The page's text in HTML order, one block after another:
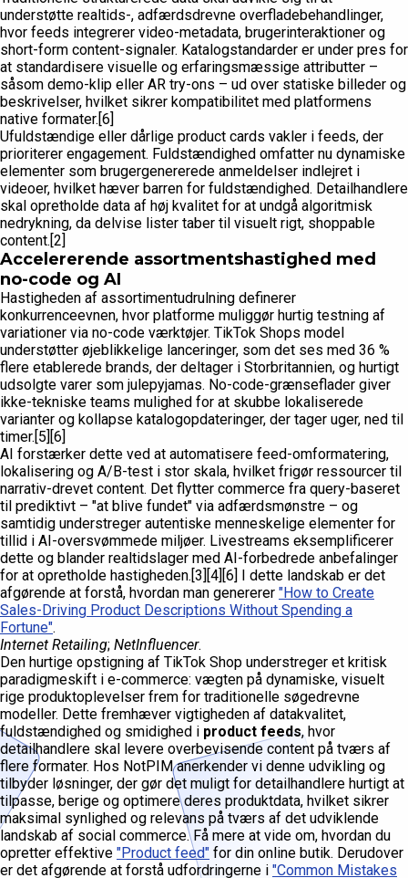
understøtte realtids-, adfærdsdrevne overfladebehandlinger,
hvor feeds integrerer video-metadata, brugerinteraktioner og
short-form content-signaler. Katalogstandarder er under pres for
at standardisere visuelle og erfaringsmæssige attributter –
såsom demo-klip eller AR try-ons – ud over statiske billeder og
beskrivelser, hvilket sikrer kompatibilitet med platformens
native formater.[6]
Ufuldstændige eller dårlige product cards vakler i feeds, der
prioriterer engagement. Fuldstændighed omfatter nu dynamiske
elementer som brugergenererede anmeldelser indlejret i
videoer, hvilket hæver barren for fuldstændighed. Detailhandlere
skal opretholde data af høj kvalitet for at undgå algoritmisk
nedrykning, da delvise lister taber til visuelt rigt, shoppable
content.[2]
Accelererende assortmentshastighed med
no-code og AI
Hastigheden af assortimentudrulning definerer
konkurrenceevnen, hvor platforme muliggør hurtig testning af
variationer via no-code værktøjer. TikTok Shops model
understøtter øjeblikkelige lanceringer, som det ses med 36 %
flere etablerede brands, der deltager i Storbritannien, og hurtigt
udsolgte varer som julepyjamas. No-code-grænseflader giver
ikke-tekniske teams mulighed for at skubbe lokaliserede
varianter og kollapse katalogopdateringer, der tager uger, ned til
timer.[5][6]
AI forstærker dette ved at automatisere feed-omformatering,
lokalisering og A/B-test i stor skala, hvilket frigør ressourcer til
narrativ-drevet content. Det flytter commerce fra query-baseret
til prediktivt – "at blive fundet" via adfærdsmønstre – og
samtidig understreger autentiske menneskelige elementer for
tillid i AI-oversvømmede miljøer. Livestreams eksemplificerer
dette og blander realtidslager med AI-forbedrede anbefalinger
for at opretholde hastigheden.[3][4][6] I dette landskab er det
afgørende at forstå, hvordan man genererer "How to Create
Sales-Driving Product Descriptions Without Spending a
Fortune".
Internet Retailing; NetInfluencer.
Den hurtige opstigning af TikTok Shop understreger et kritisk
paradigmeskift i e-commerce: vægten på dynamiske, visuelt
rige produktoplevelser frem for traditionelle søgedrevne
modeller. Dette fremhæver vigtigheden af datakvalitet,
fuldstændighed og smidighed i product feeds, hvor
detailhandlere skal levere overbevisende content på tværs af
flere formater. Hos NotPIM anerkender vi denne udvikling og
tilbyder løsninger, der gør det muligt for detailhandlere hurtigt at
tilpasse, berige og optimere deres produktdata, hvilket sikrer
maksimal synlighed og relevans på tværs af det udviklende
landskab af social commerce. Få mere at vide om, hvordan du
opretter effektive "Product feed" for din online butik. Derudover
er det afgørende at forstå udfordringerne i "Common Mistakes